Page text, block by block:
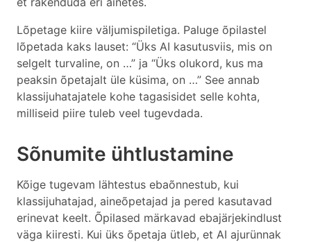
Lõpetage kiire väljumispiletiga. Paluge õpilastel
lõpetada kaks lauset: “Üks AI kasutusviis, mis on
selgelt turvaline, on …” ja “Üks olukord, kus ma
peaksin õpetajalt üle küsima, on …” See annab
klassijuhatajatele kohe tagasisidet selle kohta,
milliseid piire tuleb veel tugevdada.
Sõnumite ühtlustamine
Kõige tugevam lähtestus ebaõnnestub, kui
klassijuhatajad, aineõpetajad ja pered kasutavad
erinevat keelt. Õpilased märkavad ebajärjekindlust
väga kiiresti. Kui üks õpetaja ütleb, et AI ajurünnak